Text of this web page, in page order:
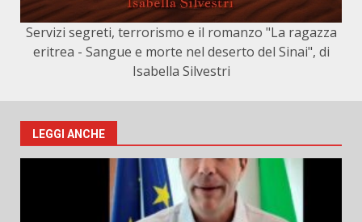
Servizi segreti, terrorismo e il romanzo "La ragazza
eritrea - Sangue e morte nel deserto del Sinai", di
Isabella Silvestri
LEGGI ANCHE